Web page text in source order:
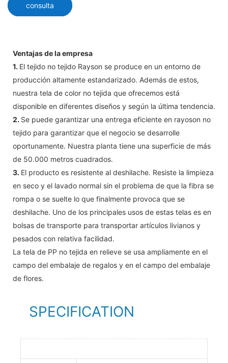
consulta
Ventajas de la empresa
1. El tejido no tejido Rayson se produce en un entorno de
producción altamente estandarizado. Además de estos,
nuestra tela de color no tejida que ofrecemos está
disponible en diferentes diseños y según la última tendencia.
2. Se puede garantizar una entrega eficiente en rayoson no
tejido para garantizar que el negocio se desarrolle
oportunamente. Nuestra planta tiene una superficie de más
de 50.000 metros cuadrados.
3. El producto es resistente al deshilache. Resiste la limpieza
en seco y el lavado normal sin el problema de que la fibra se
rompa o se suelte lo que finalmente provoca que se
deshilache. Uno de los principales usos de estas telas es en
bolsas de transporte para transportar artículos livianos y
pesados ​​con relativa facilidad.
La tela de PP no tejida en relieve se usa ampliamente en el
campo del embalaje de regalos y en el campo del embalaje
de flores.
SPECIFICATION